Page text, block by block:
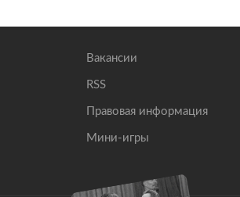
Вакансии
RSS
Правовая информация
Мини-игры